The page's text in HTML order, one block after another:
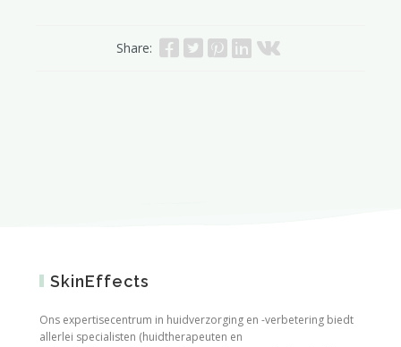
Share:
SkinEffects
Ons expertisecentrum in huidverzorging en -verbetering biedt
allerlei specialisten (huidtherapeuten en